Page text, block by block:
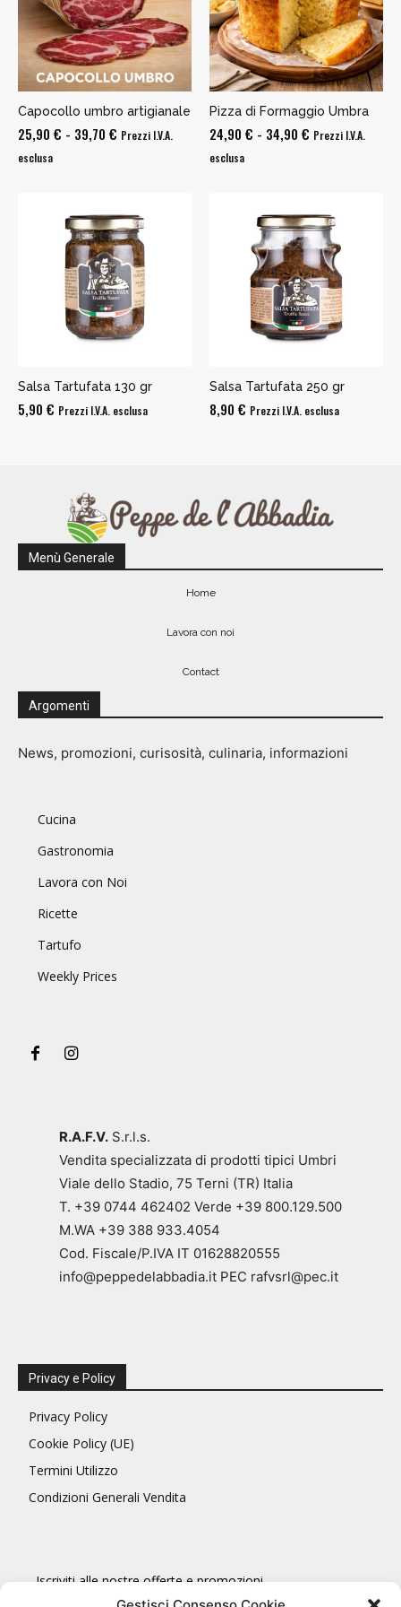
Capocollo umbro artigianale
25,90 € - 39,70 € Fascia
25,90 €
a
39,70 €
Prezzi I.V.A.
esclusa
Pizza di Formaggio Umbra
24,90 € - 34,90 € Fascia
24,90 €
a
34,90 €
Prezzi I.V.A.
esclusa
Salsa Tartufata 130 gr
5,90 € Prezzi I.V.A. esclusa
Salsa Tartufata 250 gr
8,90 € Prezzi I.V.A. esclusa
Menù Generale
Home
Lavora con noi
Contact
Argomenti
News, promozioni, curisosità, culinaria, informazioni
Cucina
Gastronomia
Lavora con Noi
Ricette
Tartufo
Weekly Prices
R.A.F.V. S.r.l.s.
Vendita specializzata di prodotti tipici Umbri
Viale dello Stadio, 75 Terni (TR) Italia
T. +39 0744 462402 Verde +39 800.129.500
M.WA +39 388 933.4054
Cod. Fiscale/P.IVA IT 01628820555
info@peppedelabbadia.it PEC rafvsrl@pec.it
Privacy e Policy
Privacy Policy
Cookie Policy (UE)
Termini Utilizzo
Condizioni Generali Vendita
Iscriviti alle nostre offerte e promozioni